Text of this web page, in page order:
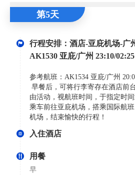
第5天
行程安排：酒店-亚庇机场-广
AK1530 亚庇/广州 23:10/
参考航班：AK1534 亚庇/广州
早餐后，可将行李寄存在酒店前
由活动，视航班时间，于指定时
乘车前往亚庇机场，搭乘国际航
机场，结束愉快的行程！
入住酒店
用餐
早